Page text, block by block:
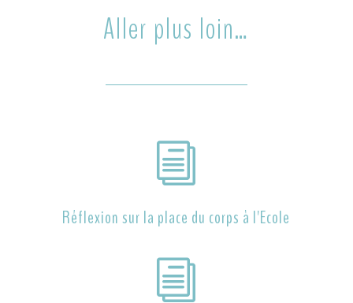
Aller plus loin…
i
Réflexion sur la place du corps à l'Ecole
i